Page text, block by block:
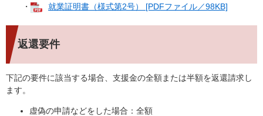
・
就業証明書（様式第2号） [PDFファイル／98KB]
返還要件
下記の要件に該当する場合、支援金の全額または半額を返還請求し
ます。
虚偽の申請などをした場合：全額